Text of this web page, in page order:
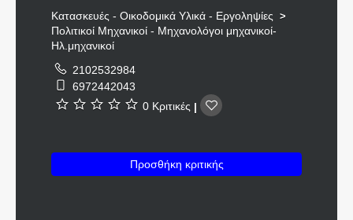
Κατασκευές - Οικοδομικά Υλικά - Εργοληψίες >
Πολιτικοί Μηχανικοί - Μηχανολόγοι μηχανικοί-
Ηλ.μηχανικοί
2102532984
6972442043
0 Κριτικές |
Προσθήκη κριτικής